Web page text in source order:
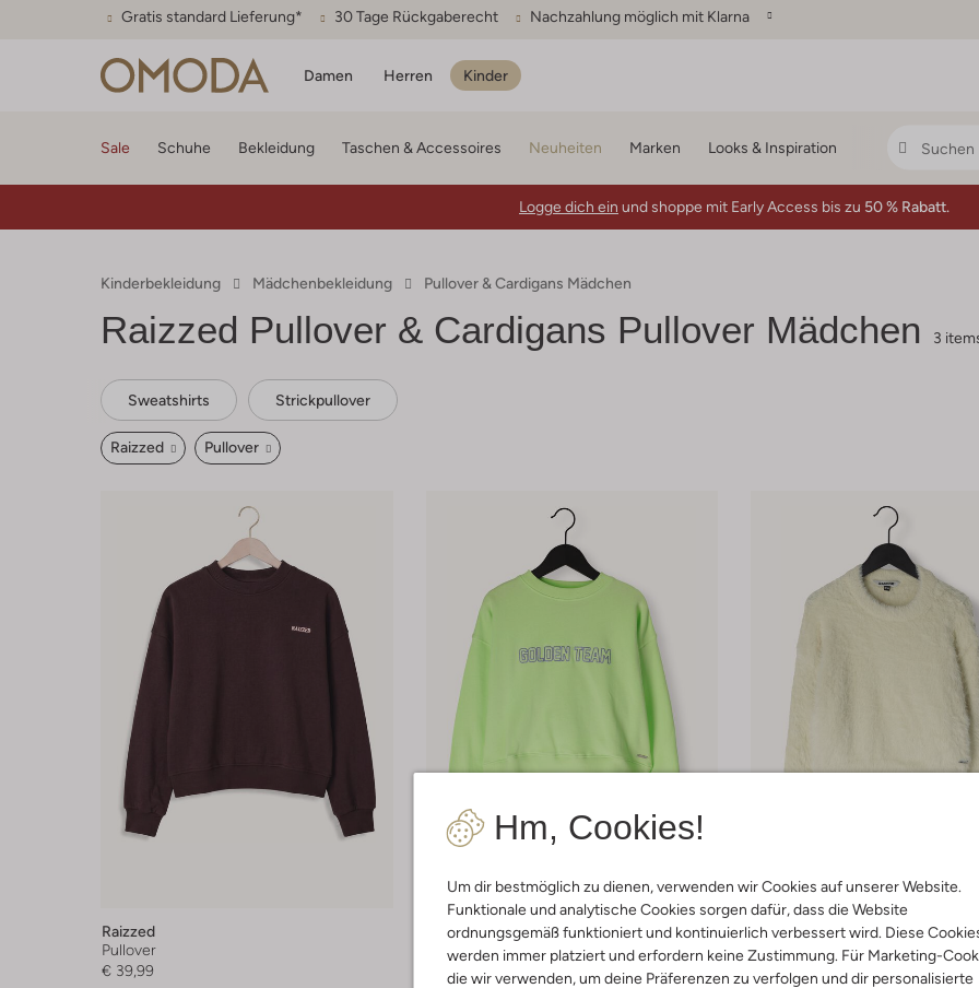
Gratis standard Lieferung* 30 Tage Rückgaberecht Nachzahlung möglich mit Klarna
Damen Herren Kinder
Hm, Cookies!
Um dir bestmöglich zu dienen, verwenden wir Cookies auf unserer Website.
Funktionale und analytische Cookies sorgen dafür, dass die Website
ordnungsgemäß funktioniert und kontinuierlich verbessert wird. Diese
werden immer platziert und erfordern keine Zustimmung. Für Marketing-
die wir verwenden, um deine Präferenzen zu verfolgen und dir personalisierte
Sale Schuhe Bekleidung Taschen & Accessoires Neuheiten Marken Looks & Inspiration
Logge dich ein und shoppe mit Early Access bis zu 50 % Rabatt.
Kinderbekleidung Mädchenbekleidung Pullover & Cardigans Mädchen
Raizzed Pullover & Cardigans Pullover Mädchen 3
Sweatshirts Strickpullover
Raizzed Pullover
Raizzed
Pullover
€ 39,99
-50%
Raizzed
Pullover
€ 39,99
€ 19,99
-50%
Raizzed
Pullover
€ 54,99
€ 26,99